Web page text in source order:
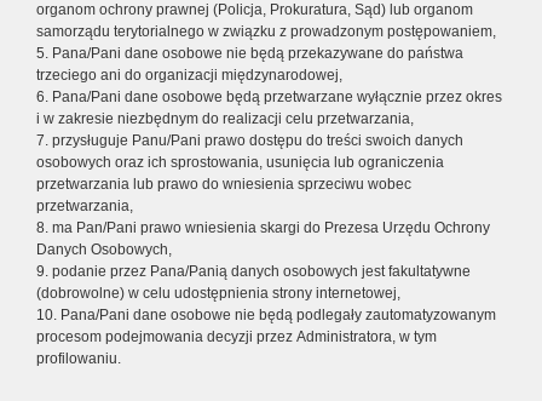
organom ochrony prawnej (Policja, Prokuratura, Sąd) lub organom
samorządu terytorialnego w związku z prowadzonym postępowaniem,
5. Pana/Pani dane osobowe nie będą przekazywane do państwa
trzeciego ani do organizacji międzynarodowej,
6. Pana/Pani dane osobowe będą przetwarzane wyłącznie przez okres
i w zakresie niezbędnym do realizacji celu przetwarzania,
7. przysługuje Panu/Pani prawo dostępu do treści swoich danych
osobowych oraz ich sprostowania, usunięcia lub ograniczenia
przetwarzania lub prawo do wniesienia sprzeciwu wobec
przetwarzania,
8. ma Pan/Pani prawo wniesienia skargi do Prezesa Urzędu Ochrony
Danych Osobowych,
9. podanie przez Pana/Panią danych osobowych jest fakultatywne
(dobrowolne) w celu udostępnienia strony internetowej,
10. Pana/Pani dane osobowe nie będą podlegały zautomatyzowanym
procesom podejmowania decyzji przez Administratora, w tym
profilowaniu.